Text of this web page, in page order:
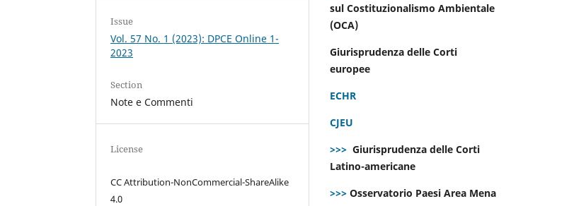
Issue
Vol. 57 No. 1 (2023): DPCE Online 1-
2023
Section
Note e Commenti
License
CC Attribution-NonCommercial-ShareAlike
4.0
sul Costituzionalismo Ambientale
(OCA)
Giurisprudenza delle Corti
europee
ECHR
CJEU
>>> Giurisprudenza delle Corti
Latino-americane
>>> Osservatorio Paesi Area Mena